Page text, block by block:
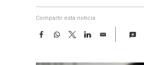
Compartir esta noticia
F
e
W
t
T
w
t
L
k
E
i